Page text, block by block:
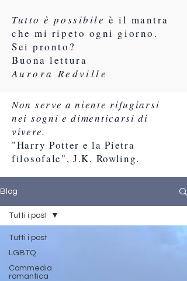
Tutto è possibile è il mantra
che mi ripeto ogni giorno.
Sei pronto?
Buona lettura
Aurora Redville
Non serve a niente rifugiarsi
nei sogni e dimenticarsi di
vivere.
"Harry Potter e la Pietra
filosofale", J.K. Rowling.
Blog
Tutti i post
LGBTQ
Commedia
romantica
Tutti i post